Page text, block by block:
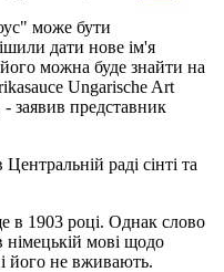
може бути
дати нове ім'я
можна буде знайти на
Ungarische Art
заявив представник
раді сінті та
в 1903 році. Однак слово
німецькій мові щодо
його не вживають.